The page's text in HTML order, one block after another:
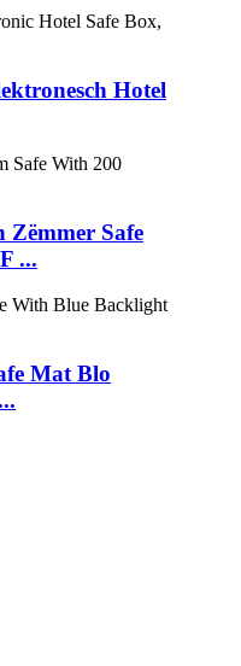
Hotel
Zëmmer Safe
...
Mat Blo